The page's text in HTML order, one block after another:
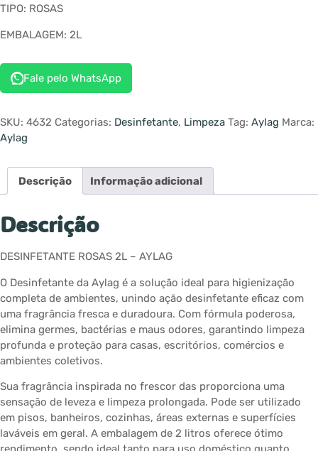
TIPO: ROSAS
EMBALAGEM: 2L
Fale pelo WhatsApp
SKU: 4632 Categorias: Desinfetante, Limpeza Tag: Aylag Marca:
Aylag
Descrição Informação adicional
Descrição
DESINFETANTE ROSAS 2L – AYLAG
O Desinfetante da Aylag é a solução ideal para higienização
completa de ambientes, unindo ação desinfetante eficaz com
uma fragrância fresca e duradoura. Com fórmula poderosa,
elimina germes, bactérias e maus odores, garantindo limpeza
profunda e proteção para casas, escritórios, comércios e
ambientes coletivos.
Sua fragrância inspirada no frescor das proporciona uma
sensação de leveza e limpeza prolongada. Pode ser utilizado
em pisos, banheiros, cozinhas, áreas externas e superfícies
laváveis em geral. A embalagem de 2 litros oferece ótimo